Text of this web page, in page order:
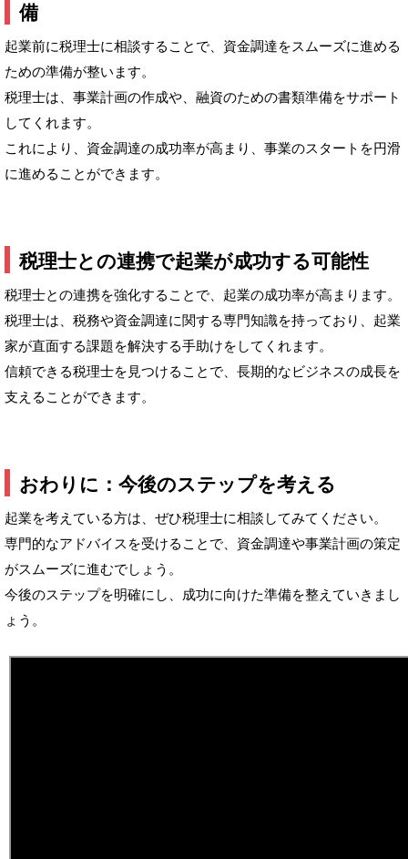
備
起業前に税理士に相談することで、資金調達をスムーズに進める
ための準備が整います。
税理士は、事業計画の作成や、融資のための書類準備をサポート
してくれます。
これにより、資金調達の成功率が高まり、事業のスタートを円滑
に進めることができます。
税理士との連携で起業が成功する可能性
税理士との連携を強化することで、起業の成功率が高まります。
税理士は、税務や資金調達に関する専門知識を持っており、起業
家が直面する課題を解決する手助けをしてくれます。
信頼できる税理士を見つけることで、長期的なビジネスの成長を
支えることができます。
おわりに：今後のステップを考える
起業を考えている方は、ぜひ税理士に相談してみてください。
専門的なアドバイスを受けることで、資金調達や事業計画の策定
がスムーズに進むでしょう。
今後のステップを明確にし、成功に向けた準備を整えていきまし
ょう。